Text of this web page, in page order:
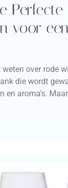
Perfecte
voor
over rode
die wordt
en aroma's.